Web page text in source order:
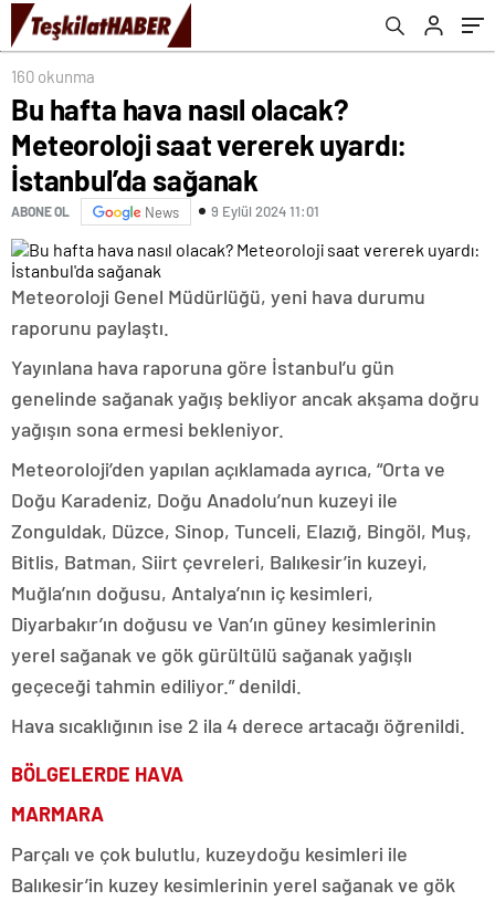
160 okunma
Bu hafta hava nasıl olacak?
Meteoroloji saat vererek uyardı:
İstanbul’da sağanak
ABONE OL News 9 Eylül 2024 11:01
Meteoroloji Genel Müdürlüğü, yeni hava durumu
raporunu paylaştı.
Yayınlana hava raporuna göre İstanbul’u gün
genelinde sağanak yağış bekliyor ancak akşama doğru
yağışın sona ermesi bekleniyor.
Meteoroloji’den yapılan açıklamada ayrıca, “Orta ve
Doğu Karadeniz, Doğu Anadolu’nun kuzeyi ile
Zonguldak, Düzce, Sinop, Tunceli, Elazığ, Bingöl, Muş,
Bitlis, Batman, Siirt çevreleri, Balıkesir’in kuzeyi,
Muğla’nın doğusu, Antalya’nın iç kesimleri,
Diyarbakır’ın doğusu ve Van’ın güney kesimlerinin
yerel sağanak ve gök gürültülü sağanak yağışlı
geçeceği tahmin ediliyor.” denildi.
Hava sıcaklığının ise 2 ila 4 derece artacağı öğrenildi.
BÖLGELERDE HAVA
MARMARA
Parçalı ve çok bulutlu, kuzeydoğu kesimleri ile
Balıkesir’in kuzey kesimlerinin yerel sağanak ve gök